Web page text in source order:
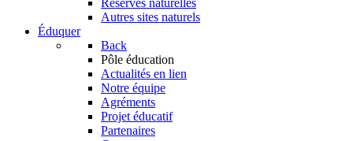
Réserves naturelles
Autres sites naturels
Éduquer
Back
Pôle éducation
Actualités en lien
Notre équipe
Agréments
Projet éducatif
Partenaires